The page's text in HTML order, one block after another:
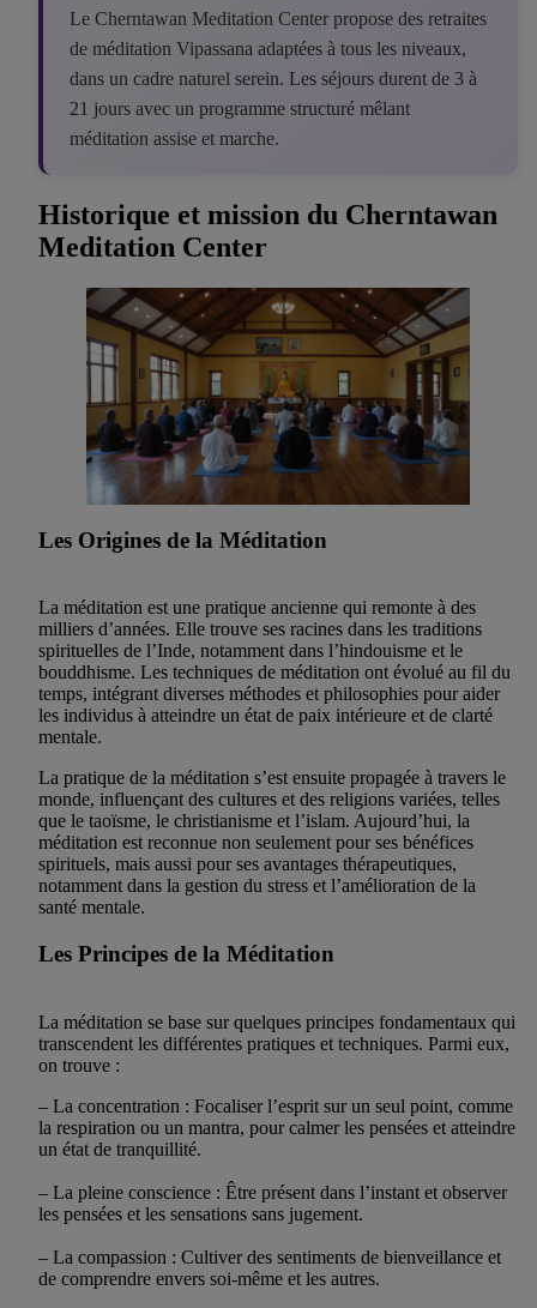
Le Cherntawan Meditation Center propose des retraites
de méditation Vipassana adaptées à tous les niveaux,
dans un cadre naturel serein. Les séjours durent de 3 à
21 jours avec un programme structuré mêlant
méditation assise et marche.
Historique et mission du Cherntawan
Meditation Center
Les Origines de la Méditation
La méditation est une pratique ancienne qui remonte à des
milliers d’années. Elle trouve ses racines dans les traditions
spirituelles de l’Inde, notamment dans l’hindouisme et le
bouddhisme. Les techniques de méditation ont évolué au fil du
temps, intégrant diverses méthodes et philosophies pour aider
les individus à atteindre un état de paix intérieure et de clarté
mentale.
La pratique de la méditation s’est ensuite propagée à travers le
monde, influençant des cultures et des religions variées, telles
que le taoïsme, le christianisme et l’islam. Aujourd’hui, la
méditation est reconnue non seulement pour ses bénéfices
spirituels, mais aussi pour ses avantages thérapeutiques,
notamment dans la gestion du stress et l’amélioration de la
santé mentale.
Les Principes de la Méditation
La méditation se base sur quelques principes fondamentaux qui
transcendent les différentes pratiques et techniques. Parmi eux,
on trouve :
– La concentration : Focaliser l’esprit sur un seul point, comme
la respiration ou un mantra, pour calmer les pensées et atteindre
un état de tranquillité.
– La pleine conscience : Être présent dans l’instant et observer
les pensées et les sensations sans jugement.
– La compassion : Cultiver des sentiments de bienveillance et
de comprendre envers soi-même et les autres.